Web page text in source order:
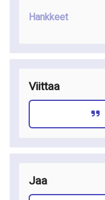
Hankkeet
Viittaa
Jaa